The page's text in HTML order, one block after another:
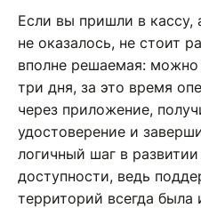
Если вы пришли в кассу,
не оказалось, не стоит
вполне решаемая: можно
три дня, за это время
через приложение,
удостоверение и
логичный шаг в
доступности, ведь
территорий всегда